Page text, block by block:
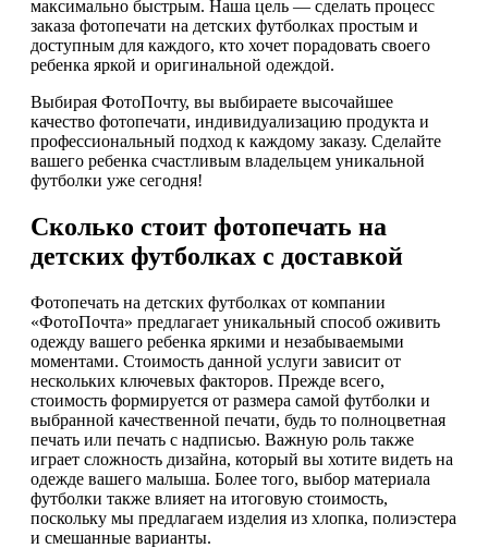
максимально быстрым. Наша цель — сделать процесс
заказа фотопечати на детских футболках простым и
доступным для каждого, кто хочет порадовать своего
ребенка яркой и оригинальной одеждой.
Выбирая ФотоПочту, вы выбираете высочайшее
качество фотопечати, индивидуализацию продукта и
профессиональный подход к каждому заказу. Сделайте
вашего ребенка счастливым владельцем уникальной
футболки уже сегодня!
Сколько стоит фотопечать на
детских футболках с доставкой
Фотопечать на детских футболках от компании
«ФотоПочта» предлагает уникальный способ оживить
одежду вашего ребенка яркими и незабываемыми
моментами. Стоимость данной услуги зависит от
нескольких ключевых факторов. Прежде всего,
стоимость формируется от размера самой футболки и
выбранной качественной печати, будь то полноцветная
печать или печать с надписью. Важную роль также
играет сложность дизайна, который вы хотите видеть на
одежде вашего малыша. Более того, выбор материала
футболки также влияет на итоговую стоимость,
поскольку мы предлагаем изделия из хлопка, полиэстера
и смешанные варианты.